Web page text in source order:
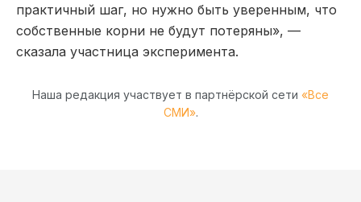
практичный шаг, но нужно быть уверенным, что
собственные корни не будут потеряны», —
сказала участница эксперимента.
Наша редакция участвует в партнёрской сети «Все
СМИ».